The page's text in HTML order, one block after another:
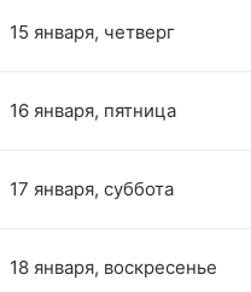
15 января, четверг
16 января, пятница
17 января, суббота
18 января, воскресенье